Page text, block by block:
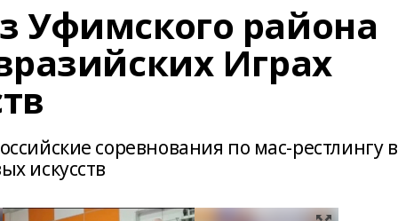
Уфимского района
Играх
соревнования по мас-рестлингу в
искусств